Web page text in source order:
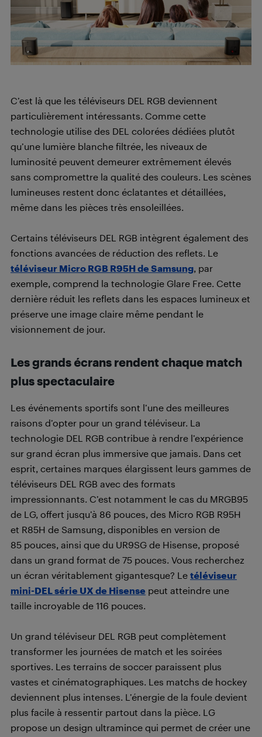
C’est là que les téléviseurs DEL RGB deviennent
particulièrement intéressants. Comme cette
technologie utilise des DEL colorées dédiées plutôt
qu’une lumière blanche filtrée, les niveaux de
luminosité peuvent demeurer extrêmement élevés
sans compromettre la qualité des couleurs. Les scènes
lumineuses restent donc éclatantes et détaillées,
même dans les pièces très ensoleillées.
Certains téléviseurs DEL RGB intègrent également des
fonctions avancées de réduction des reflets. Le
téléviseur Micro RGB R95H de Samsung, par
exemple, comprend la technologie Glare Free. Cette
dernière réduit les reflets dans les espaces lumineux et
préserve une image claire même pendant le
visionnement de jour.
Les grands écrans rendent chaque match
plus spectaculaire
Les événements sportifs sont l’une des meilleures
raisons d’opter pour un grand téléviseur. La
technologie DEL RGB contribue à rendre l’expérience
sur grand écran plus immersive que jamais. Dans cet
esprit, certaines marques élargissent leurs gammes de
téléviseurs DEL RGB avec des formats
impressionnants. C’est notamment le cas du MRGB95
de LG, offert jusqu’à 86 pouces, des Micro RGB R95H
et R85H de Samsung, disponibles en version de
85 pouces, ainsi que du UR9SG de Hisense, proposé
dans un grand format de 75 pouces. Vous recherchez
un écran véritablement gigantesque? Le téléviseur
mini-DEL série UX de Hisense peut atteindre une
taille incroyable de 116 pouces.
Un grand téléviseur DEL RGB peut complètement
transformer les journées de match et les soirées
sportives. Les terrains de soccer paraissent plus
vastes et cinématographiques. Les matchs de hockey
deviennent plus intenses. L’énergie de la foule devient
plus facile à ressentir partout dans la pièce. LG
propose un design ultramince qui permet de créer une